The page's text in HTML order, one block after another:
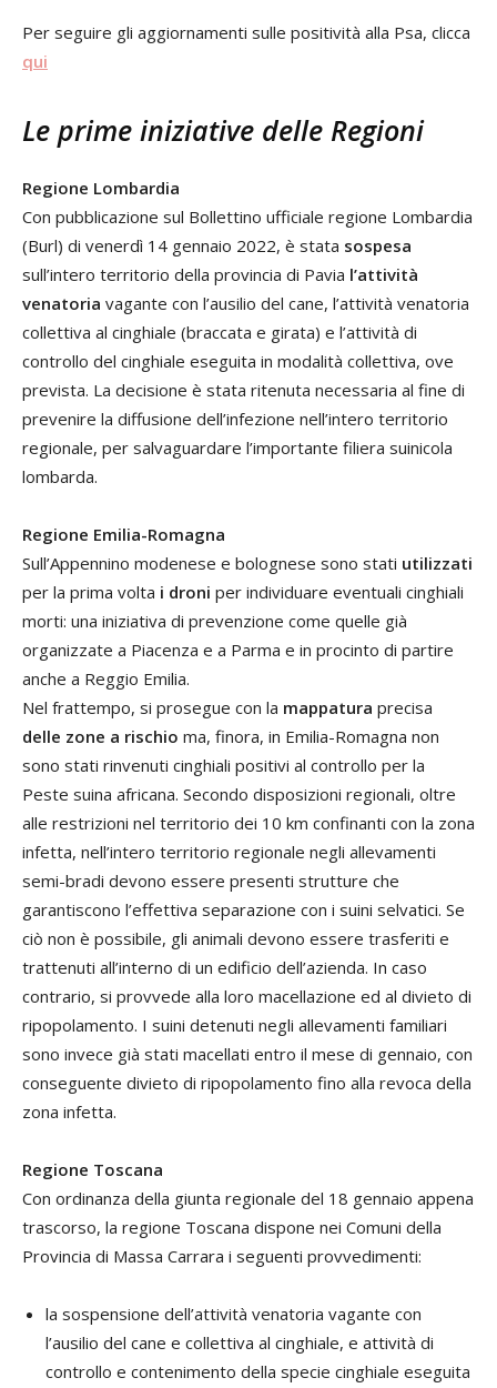
Per seguire gli aggiornamenti sulle positività alla Psa, clicca
qui
Le prime iniziative delle Regioni
Regione Lombardia
Con pubblicazione sul Bollettino ufficiale regione Lombardia
(Burl) di venerdì 14 gennaio 2022, è stata sospesa
sull’intero territorio della provincia di Pavia l’attività
venatoria vagante con l’ausilio del cane, l’attività venatoria
collettiva al cinghiale (braccata e girata) e l’attività di
controllo del cinghiale eseguita in modalità collettiva, ove
prevista. La decisione è stata ritenuta necessaria al fine di
prevenire la diffusione dell’infezione nell’intero territorio
regionale, per salvaguardare l’importante filiera suinicola
lombarda.
Regione Emilia-Romagna
Sull’Appennino modenese e bolognese sono stati utilizzati
per la prima volta i droni per individuare eventuali cinghiali
morti: una iniziativa di prevenzione come quelle già
organizzate a Piacenza e a Parma e in procinto di partire
anche a Reggio Emilia.
Nel frattempo, si prosegue con la mappatura precisa
delle zone a rischio ma, finora, in Emilia-Romagna non
sono stati rinvenuti cinghiali positivi al controllo per la
Peste suina africana. Secondo disposizioni regionali, oltre
alle restrizioni nel territorio dei 10 km confinanti con la zona
infetta, nell’intero territorio regionale negli allevamenti
semi-bradi devono essere presenti strutture che
garantiscono l’effettiva separazione con i suini selvatici. Se
ciò non è possibile, gli animali devono essere trasferiti e
trattenuti all’interno di un edificio dell’azienda. In caso
contrario, si provvede alla loro macellazione ed al divieto di
ripopolamento. I suini detenuti negli allevamenti familiari
sono invece già stati macellati entro il mese di gennaio, con
conseguente divieto di ripopolamento fino alla revoca della
zona infetta.
Regione Toscana
Con ordinanza della giunta regionale del 18 gennaio appena
trascorso, la regione Toscana dispone nei Comuni della
Provincia di Massa Carrara i seguenti provvedimenti:
la sospensione dell’attività venatoria vagante con
l’ausilio del cane e collettiva al cinghiale, e attività di
controllo e contenimento della specie cinghiale eseguita